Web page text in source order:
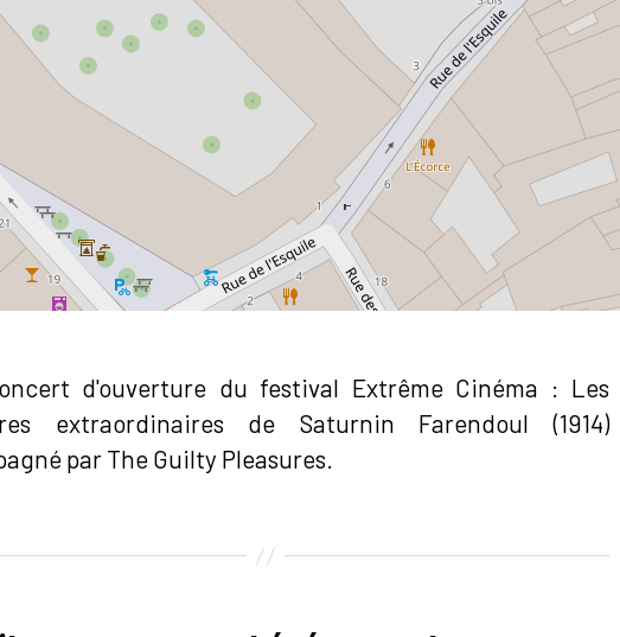
d'ouverture du festival Extrême Cinéma : Les
extraordinaires de Saturnin Farendoul (1914)
par The Guilty Pleasures.